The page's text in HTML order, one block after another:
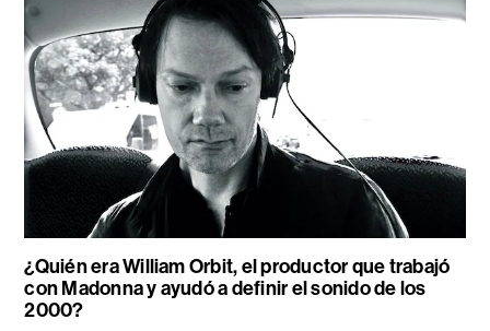
¿Quién era William Orbit, el productor que trabajó
con Madonna y ayudó a definir el sonido de los
2000?